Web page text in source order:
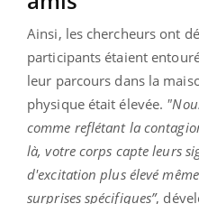
Ainsi, les chercheurs ont
participants étaient
leur parcours dans la
physique était élevée. "
comme reflétant la
là, votre corps capte leurs
d'excitation plus élevé
surprises spécifiques”,